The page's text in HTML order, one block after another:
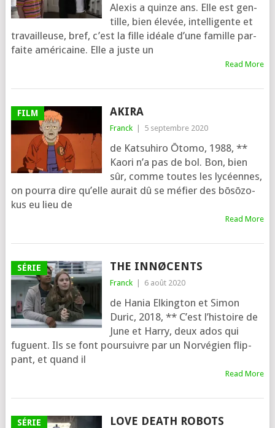
Alexis a quinze ans. Elle est gen­
tille, bien éle­vée, intel­li­gente et
tra­vailleuse, bref, c’est la fille idéale d’une famille par­
faite amé­ri­caine. Elle a juste un
Read More
FILM AKIRA
Franck 5 septembre 2020
de Katsuhiro Ōtomo, 1988, **
Kaori n’a pas de bol. Bon, bien
sûr, comme toutes les lycéennes,
on pour­ra dire qu’elle aurait dû se méfier des bōsō­zo­
kus eu lieu de
Read More
SÉRIE THE INNØCENTS
Franck 6 août 2020
de Hania Elkington et Simon
Duric, 2018, ** C’est l’his­toire de
June et Harry, deux ados qui
fuguent. Ils se font pour­suivre par un Norvégien flip­
pant, et quand il
Read More
SÉRIE LOVE DEATH ROBOTS